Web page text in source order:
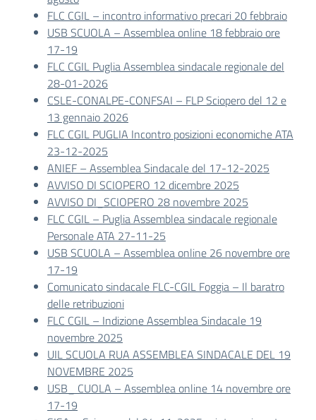
FLC CGIL – incontro informativo precari 20 febbraio
USB SCUOLA – Assemblea online 18 febbraio ore
17-19
FLC CGIL Puglia Assemblea sindacale regionale del
28-01-2026
CSLE-CONALPE-CONFSAI – FLP Sciopero del 12 e
13 gennaio 2026
FLC CGIL PUGLIA Incontro posizioni economiche ATA
23-12-2025
ANIEF – Assemblea Sindacale del 17-12-2025
AVVISO DI SCIOPERO 12 dicembre 2025
AVVISO DI_SCIOPERO 28 novembre 2025
FLC CGIL – Puglia Assemblea sindacale regionale
Personale ATA 27-11-25
USB SCUOLA – Assemblea online 26 novembre ore
17-19
Comunicato sindacale FLC-CGIL Foggia – Il baratro
delle retribuzioni
FLC CGIL – Indizione Assemblea Sindacale 19
novembre 2025
UIL SCUOLA RUA ASSEMBLEA SINDACALE DEL 19
NOVEMBRE 2025
USB_ CUOLA – Assemblea online 14 novembre ore
17-19